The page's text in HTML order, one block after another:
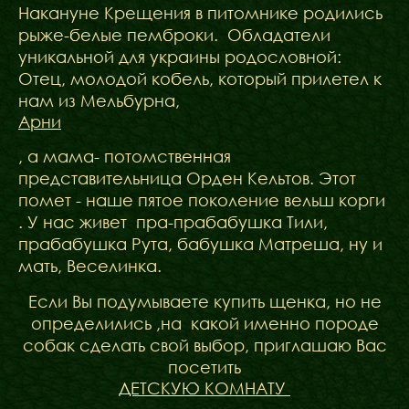
Накануне Крещения в питомнике родились
рыже-белые пемброки. Обладатели
уникальной для украины родословной:
Отец, молодой кобель, который прилетел к
нам из Мельбурна,
Арни
, а мама- потомственная
представительница Орден Кельтов. Этот
помет - наше пятое поколение вельш корги
. У нас живет пра-прабабушка Тили,
прабабушка Рута, бабушка Матреша, ну и
мать, Веселинка.
Если Вы подумываете купить щенка, но не
определились ,на какой именно породе
собак сделать свой выбор, приглашаю Вас
посетить
ДЕТСКУЮ КОМНАТУ
ФАКТИ
БЛОГ
ГАЛЕРЕЇ